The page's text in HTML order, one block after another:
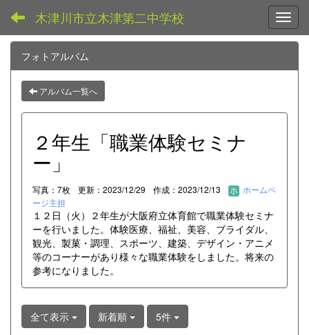
木津川市立木津第二中学校
フォトアルバム
アルバム一覧へ
２年生「職業体験セミナ
ー」
写真：7枚 更新：2023/12/29 作成：2023/12/13
ホームペ
ージ主担
１２日（火）２年生が大阪府立体育館で職業体験セミナ
ーを行いました。体験医療、福祉、美容、ブライダル、
観光、製菓・調理、スポーツ、建築、デザイン・アニメ
等のコーナーがあり様々な職業体験をしました。将来の
参考になりました。
全て表示 新着順 5件